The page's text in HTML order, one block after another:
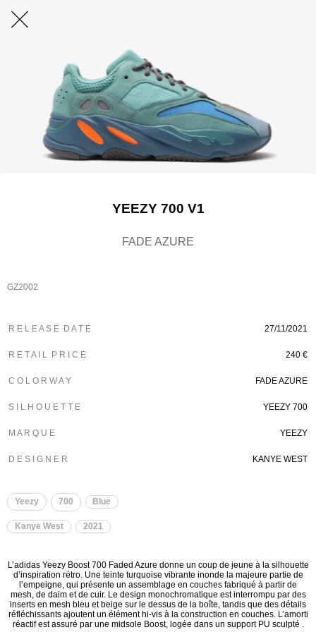
YEEZY 700 V1
FADE AZURE
GZ2002
R E L E A S E D A T E 27/11/2021
R E T A I L P R I C E 240 €
C O L O R W A Y FADE AZURE
S I L H O U E T T E YEEZY 700
M A R Q U E YEEZY
D E S I G N E R KANYE WEST
Yeezy 700 Blue
Kanye West 2021
L’adidas Yeezy Boost 700 Faded Azure donne un coup de jeune à la silhouette
d’inspiration rétro. Une teinte turquoise vibrante inonde la majeure partie de
l’empeigne, qui présente un assemblage en couches fabriqué à partir de
mesh, de daim et de cuir. Le design monochromatique est interrompu par des
inserts en mesh bleu et beige sur le dessus de la boîte, tandis que des détails
réfléchissants ajoutent un élément hi-vis à la construction en couches. L’amorti
réactif est assuré par une midsole Boost, logée dans un support PU sculpté .